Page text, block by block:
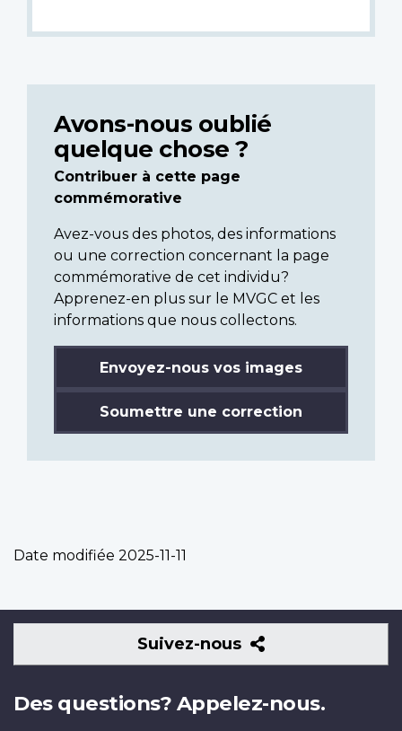
Avons-nous oublié
quelque chose ?
Contribuer à cette page
commémorative
Avez-vous des photos, des informations
ou une correction concernant la page
commémorative de cet individu?
Apprenez-en plus sur le MVGC et les
informations que nous collectons.
Envoyez-nous vos images
Soumettre une correction
Date modifiée 2025-11-11
Suivez-nous
Suivez-
nous
Des questions? Appelez-nous.